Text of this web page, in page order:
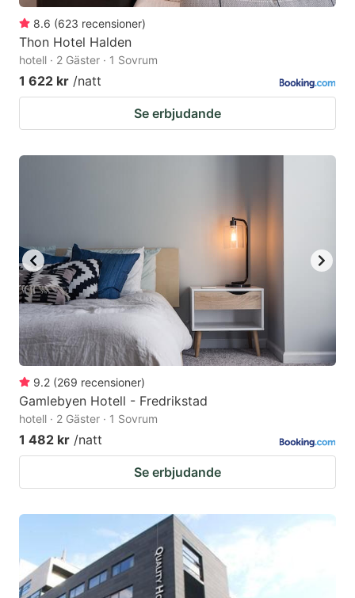
8.6 (623 recensioner)
Thon Hotel Halden
hotell · 2 Gäster · 1 Sovrum
1 622 kr /natt
Se erbjudande
9.2 (269 recensioner)
Gamlebyen Hotell - Fredrikstad
hotell · 2 Gäster · 1 Sovrum
1 482 kr /natt
Se erbjudande